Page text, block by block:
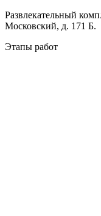
Развлекательный
Московский, д. 171 Б.
Этапы работ